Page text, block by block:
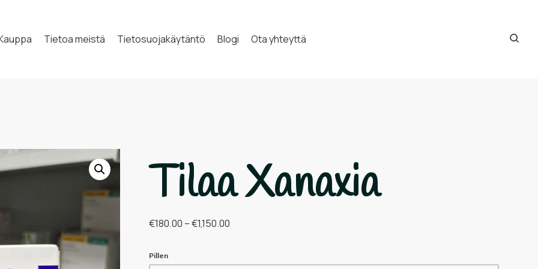
Tietoa meistä Tietosuojakäytäntö Blogi Ota yhteyttä
Tilaa Xanaxia
€180.00 –€1,150.00
Pillen